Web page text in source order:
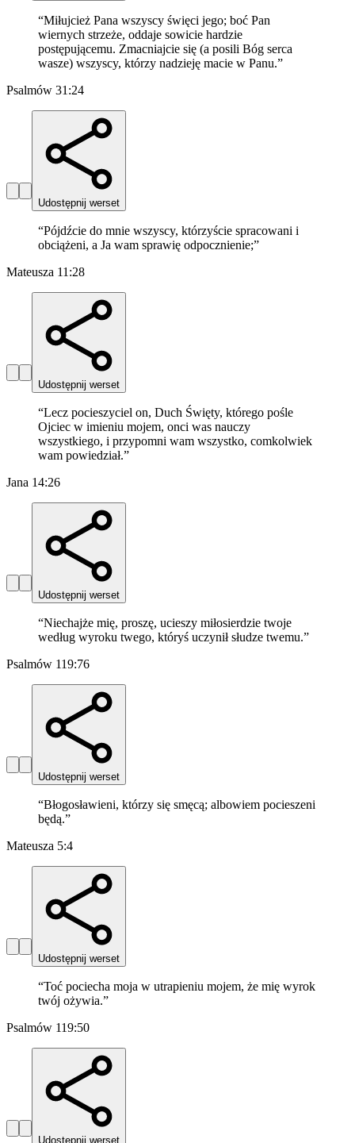
“Miłujcież Pana wszyscy święci jego; boć Pan
wiernych strzeże, oddaje sowicie hardzie
postępującemu. Zmacniajcie się (a posili Bóg serca
wasze) wszyscy, którzy nadzieję macie w Panu.”
Psalmów 31:24
Udostępnij werset
“Pójdźcie do mnie wszyscy, którzyście spracowani i
obciążeni, a Ja wam sprawię odpocznienie;”
Mateusza 11:28
Udostępnij werset
“Lecz pocieszyciel on, Duch Święty, którego pośle
Ojciec w imieniu mojem, onci was nauczy
wszystkiego, i przypomni wam wszystko, comkolwiek
wam powiedział.”
Jana 14:26
Udostępnij werset
“Niechajże mię, proszę, ucieszy miłosierdzie twoje
według wyroku twego, któryś uczynił słudze twemu.”
Psalmów 119:76
Udostępnij werset
“Błogosławieni, którzy się smęcą; albowiem pocieszeni
będą.”
Mateusza 5:4
Udostępnij werset
“Toć pociecha moja w utrapieniu mojem, że mię wyrok
twój ożywia.”
Psalmów 119:50
Udostępnij werset